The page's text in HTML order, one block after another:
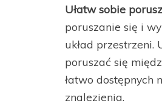
Ułatw sobie
poruszanie się i
układ przestrzeni.
poruszać się
łatwo dostępnych
znalezienia.